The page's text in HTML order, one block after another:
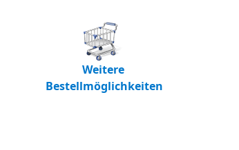
Weitere
Bestellmöglichkeiten